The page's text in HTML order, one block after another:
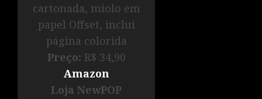
cartonada, miolo em
papel Offset, inclui
página colorida
Preço: R$ 34,90
Amazon
Loja NewPOP